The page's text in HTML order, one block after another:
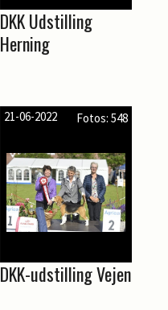
DKK Udstilling
Herning
21-06-2022 Fotos: 548
DKK-udstilling Vejen